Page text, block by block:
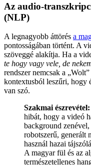
Az audio-
(NLP)
A legnagyobb áttörés a
pontosságában történt. A
szöveggé alakítja. Ha a
te hogy vagy vele, de
rendszer nemcsak a
kontextusból leszűri, hogy
van szó.
Szakmai észrevétel:
hibát, hogy a videó
background
robotszerű, generált
használ hazai
A magyar fül és az
természetellenes